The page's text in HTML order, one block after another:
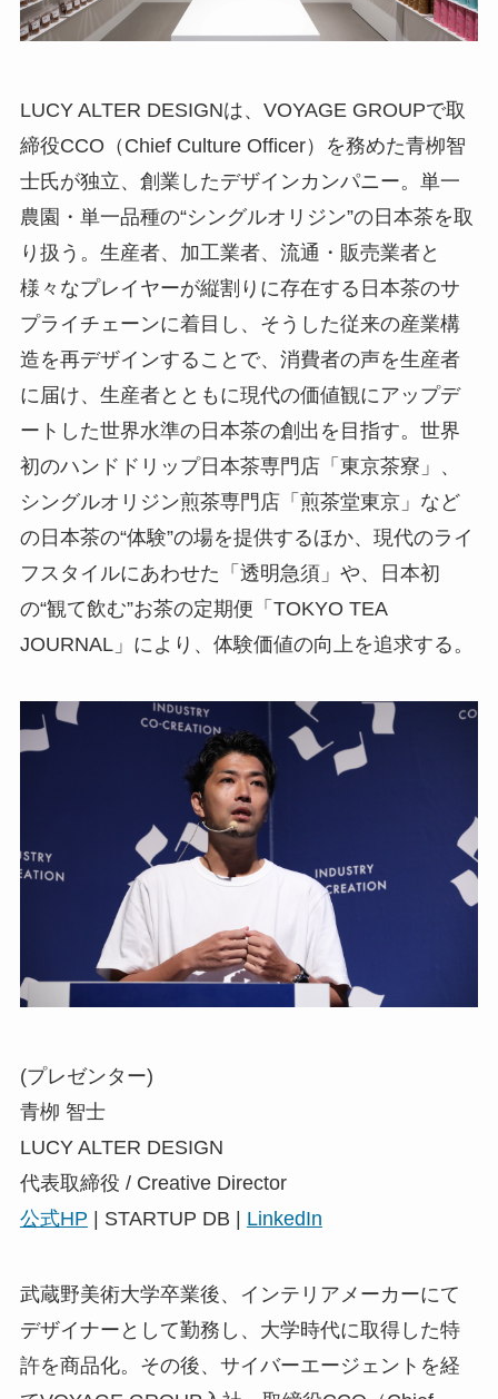
LUCY ALTER DESIGNは、VOYAGE GROUPで取
締役CCO（Chief Culture Officer）を務めた青栁智
士氏が独立、創業したデザインカンパニー。単一
農園・単一品種の“シングルオリジン”の日本茶を取
り扱う。生産者、加工業者、流通・販売業者と
様々なプレイヤーが縦割りに存在する日本茶のサ
プライチェーンに着目し、そうした従来の産業構
造を再デザインすることで、消費者の声を生産者
に届け、生産者とともに現代の価値観にアップデ
ートした世界水準の日本茶の創出を目指す。世界
初のハンドドリップ日本茶専門店「東京茶寮」、
シングルオリジン煎茶専門店「煎茶堂東京」など
の日本茶の“体験”の場を提供するほか、現代のライ
フスタイルにあわせた「透明急須」や、日本初
の“観て飲む”お茶の定期便「TOKYO TEA
JOURNAL」により、体験価値の向上を追求する。
(プレゼンター)
青栁 智士
LUCY ALTER DESIGN
代表取締役 / Creative Director
公式HP | STARTUP DB | LinkedIn
武蔵野美術大学卒業後、インテリアメーカーにて
デザイナーとして勤務し、大学時代に取得した特
許を商品化。その後、サイバーエージェントを経